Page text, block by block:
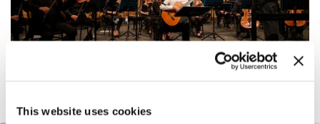
This website uses cookies